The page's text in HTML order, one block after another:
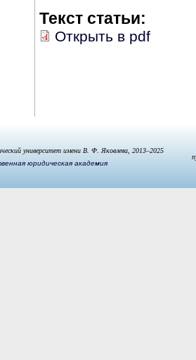
Текст статьи:
Открыть в pdf
университет имени В. Ф. Яковлева, 2013–2025
юридическая академия